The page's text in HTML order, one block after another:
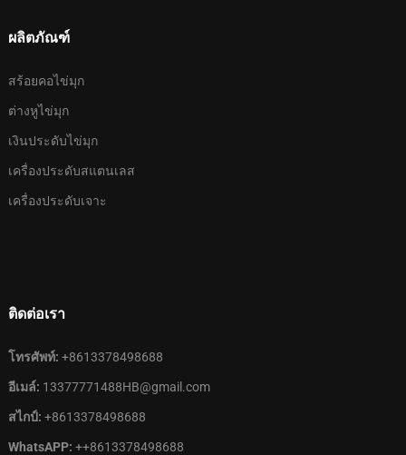
ผลิตภัณฑ์
สร้อยคอไข่มุก
ต่างหูไข่มุก
เงินประดับไข่มุก
เครื่องประดับสแตนเลส
เครื่องประดับเจาะ
ติดต่อเรา
โทรศัพท์: +8613378498688
อีเมล์: 13377771488HB@gmail.com
สไกป์: +8613378498688
WhatsAPP: ++8613378498688